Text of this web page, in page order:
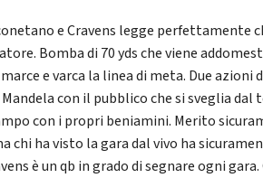
e Cravens legge perfettamente
Bomba di 70 yds che viene
e varca la linea di meta. Due azioni
con il pubblico che si sveglia dal
con i propri beniamini. Merito
chi ha visto la gara dal vivo ha
è un qb in grado di segnare ogni gara.